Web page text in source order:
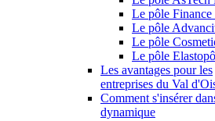
Le pôle
Le pôle
Le pôle
Le pôle
Les avantages pour les
entreprises du Val
Comment s'insérer
dynamique